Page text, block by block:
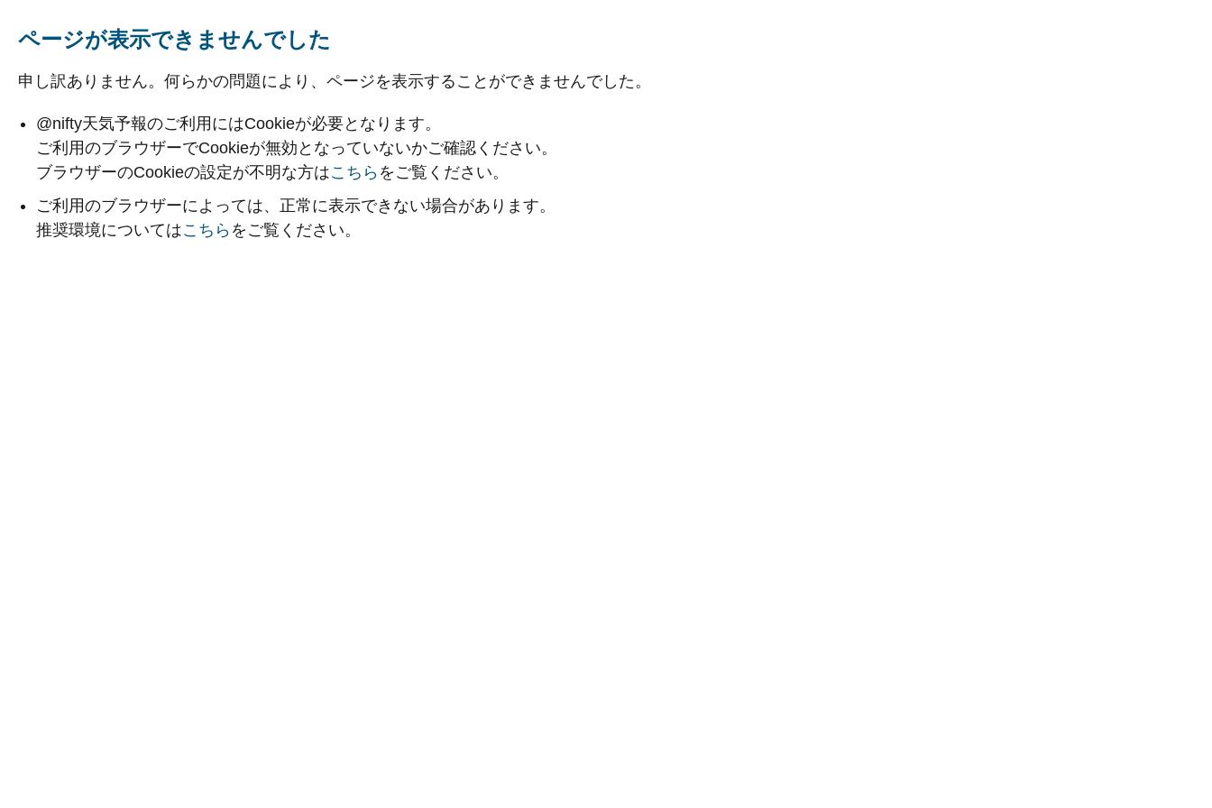
ページが表示できませんでした
申し訳ありません。何らかの問題により、ページを表示することができませんでした。
@nifty天気予報のご利用にはCookieが必要となります。
ご利用のブラウザーでCookieが無効となっていないかご確認ください。
ブラウザーのCookieの設定が不明な方はこちら をご覧ください。
ご利用のブラウザーによっては、正常に表示できない場合があります。
推奨環境についてはこちら をご覧ください。